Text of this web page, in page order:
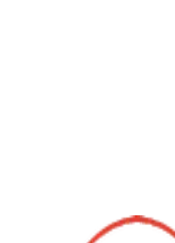
Experiencias